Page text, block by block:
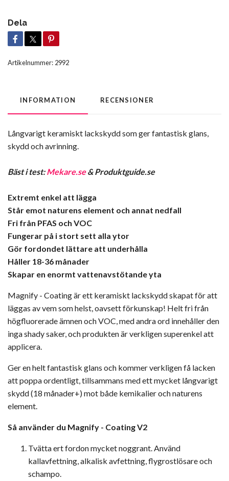
Dela
Artikelnummer: 2992
INFORMATION RECENSIONER
Långvarigt keramiskt lackskydd som ger fantastisk glans,
skydd och avrinning.
Bäst i test:Mekare.se & Produktguide.se
Extremt enkel att lägga
Står emot naturens element och annat nedfall
Fri från PFAS och VOC
Fungerar på i stort sett alla ytor
Gör fordondet lättare att underhålla
Håller 18-36 månader
Skapar en enormt vattenavstötande yta
Magnify - Coating är ett keramiskt lackskydd skapat för att
läggas av vem som helst, oavsett förkunskap! Helt fri från
högfluorerade ämnen och VOC, med andra ord innehåller den
inga shady saker, och produkten är verkligen superenkel att
applicera.
Ger en helt fantastisk glans och kommer verkligen få lacken
att poppa ordentligt, tillsammans med ett mycket långvarigt
skydd (18 månader+) mot både kemikalier och naturens
element.
Så använder du Magnify - Coating V2
Tvätta ert fordon mycket noggrant. Använd
kallavfettning, alkalisk avfettning, flygrostlösare och
schampo.